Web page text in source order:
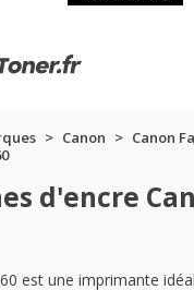
Canon
Canon
d'encre
est une imprimante